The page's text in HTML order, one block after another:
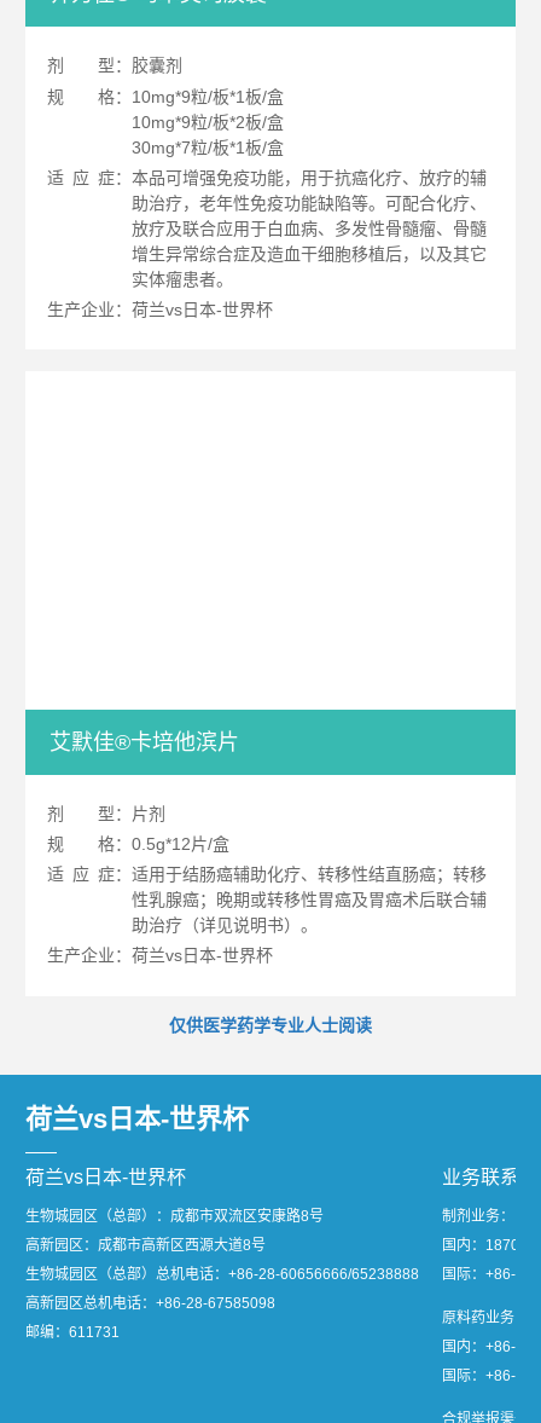
剂
型：胶囊剂
规
格：10mg*9粒/板*1板/盒
10mg*9粒/板*2板/盒
30mg*7粒/板*1板/盒
适 应 症：本品可增强免疫功能，用于抗癌化疗、放疗的辅
助治疗，老年性免疫功能缺陷等。可配合化疗、
放疗及联合应用于白血病、多发性骨髓瘤、骨髓
增生异常综合症及造血干细胞移植后，以及其它
实体瘤患者。
生产企业：荷兰vs日本-世界杯
艾默佳®卡培他滨片
剂
型：片剂
规
格：0.5g*12片/盒
适 应 症：适用于结肠癌辅助化疗、转移性结直肠癌；转移
性乳腺癌；晚期或转移性胃癌及胃癌术后联合辅
助治疗（详见说明书）。
生产企业：荷兰vs日本-世界杯
仅供医学药学专业人士阅读
荷兰vs日本-世界杯
荷兰vs日本-世界杯
生物城园区（总部）：成都市双流区安康路8号
高新园区：成都市高新区西源大道8号
生物城园区（总部）总机电话： +86-28-60656666/65238888
高新园区总机电话： +86-28-67585098
邮编：611731
业务联系
制剂业务：
国内：
国际：+86-
原料药业务：
国内：+86-
国际：+86-